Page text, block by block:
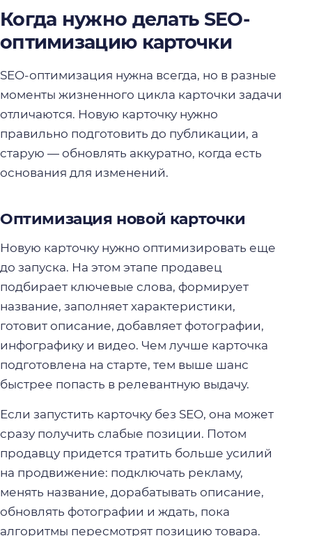
Когда нужно делать SEO-
оптимизацию карточки
SEO-оптимизация нужна всегда, но в разные
моменты жизненного цикла карточки задачи
отличаются. Новую карточку нужно
правильно подготовить до публикации, а
старую — обновлять аккуратно, когда есть
основания для изменений.
Оптимизация новой карточки
Новую карточку нужно оптимизировать еще
до запуска. На этом этапе продавец
подбирает ключевые слова, формирует
название, заполняет характеристики,
готовит описание, добавляет фотографии,
инфографику и видео. Чем лучше карточка
подготовлена на старте, тем выше шанс
быстрее попасть в релевантную выдачу.
Если запустить карточку без SEO, она может
сразу получить слабые позиции. Потом
продавцу придется тратить больше усилий
на продвижение: подключать рекламу,
менять название, дорабатывать описание,
обновлять фотографии и ждать, пока
алгоритмы пересмотрят позицию товара.